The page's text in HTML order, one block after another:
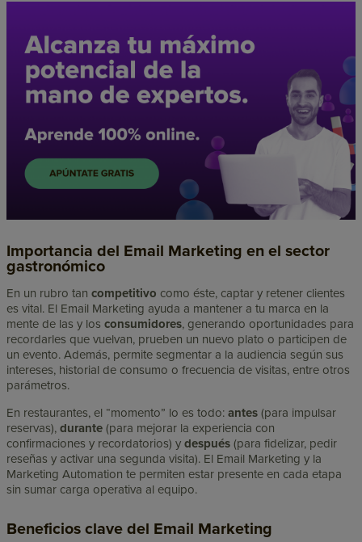
Importancia del Email Marketing en el sector
gastronómico
En un rubro tancompetitivo como éste, captar y retener clientes
es vital. El Email Marketing ayuda a mantener a tu marca en la
mente de las y losconsumidores, generando oportunidades para
recordarles que vuelvan, prueben un nuevo plato o participen de
un evento. Además, permite segmentar a la audiencia según sus
intereses, historial de consumo o frecuencia de visitas, entre otros
parámetros.
En restaurantes, el “momento” lo es todo:antes (para impulsar
reservas),durante (para mejorar la experiencia con
confirmaciones y recordatorios) ydespués (para fidelizar, pedir
reseñas y activar una segunda visita). El Email Marketing y la
Marketing Automation te permiten estar presente en cada etapa
sin sumar carga operativa al equipo.
Beneficios clave del Email Marketing